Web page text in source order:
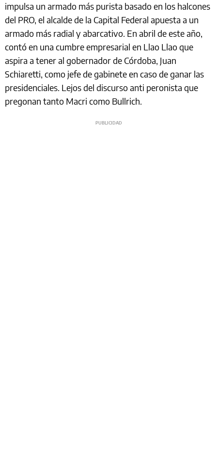
impulsa un armado más purista basado en los halcones
del PRO, el alcalde de la Capital Federal apuesta a un
armado más radial y abarcativo. En abril de este año,
contó en una cumbre empresarial en Llao Llao que
aspira a tener al gobernador de Córdoba, Juan
Schiaretti, como jefe de gabinete en caso de ganar las
presidenciales. Lejos del discurso anti peronista que
pregonan tanto Macri como Bullrich.